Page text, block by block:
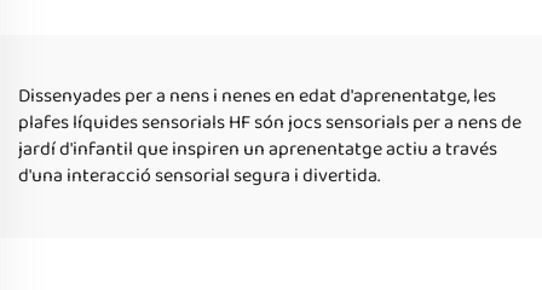
Dissenyades per a nens i nenes en edat d'aprenentatge, les
plafes líquides sensorials HF són jocs sensorials per a nens de
jardí d'infantil que inspiren un aprenentatge actiu a través
d'una interacció sensorial segura i divertida.